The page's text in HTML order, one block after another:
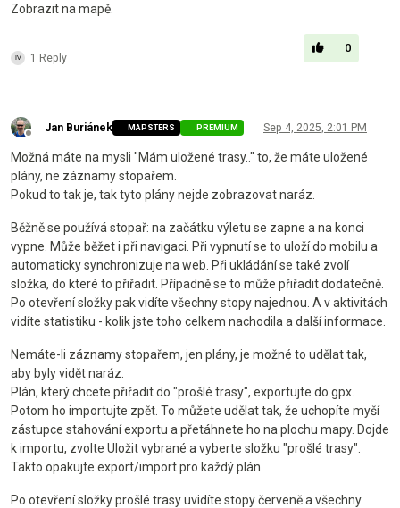
Zobrazit na mapě.
1 Reply
0
Jan Buriánek MAPSTERS PREMIUM Sep 4, 2025, 2:01 PM
Možná máte na mysli "Mám uložené trasy.." to, že máte uložené
plány, ne záznamy stopařem.
Pokud to tak je, tak tyto plány nejde zobrazovat naráz.
Běžně se používá stopař: na začátku výletu se zapne a na konci
vypne. Může běžet i při navigaci. Při vypnutí se to uloží do mobilu a
automaticky synchronizuje na web. Při ukládání se také zvolí
složka, do které to přiřadit. Případně se to může přiřadit dodatečně.
Po otevření složky pak vidíte všechny stopy najednou. A v aktivitách
vidíte statistiku - kolik jste toho celkem nachodila a další informace.
Nemáte-li záznamy stopařem, jen plány, je možné to udělat tak,
aby byly vidět naráz.
Plán, který chcete přiřadit do "prošlé trasy", exportujte do gpx.
Potom ho importujte zpět. To můžete udělat tak, že uchopíte myší
zástupce stahování exportu a přetáhnete ho na plochu mapy. Dojde
k importu, zvolte Uložit vybrané a vyberte složku "prošlé trasy".
Takto opakujte export/import pro každý plán.
Po otevření složky prošlé trasy uvidíte stopy červeně a všechny